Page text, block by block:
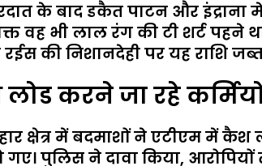
के बाद डकैत पाटन और इंद्राना
वह भी लाल रंग की टी शर्ट पहने
की निशानदेही पर यह राशि
करने जा रहे
क्षेत्र में बदमाशों ने एटीएम में
पुलिस ने दावा किया, आरोपियों